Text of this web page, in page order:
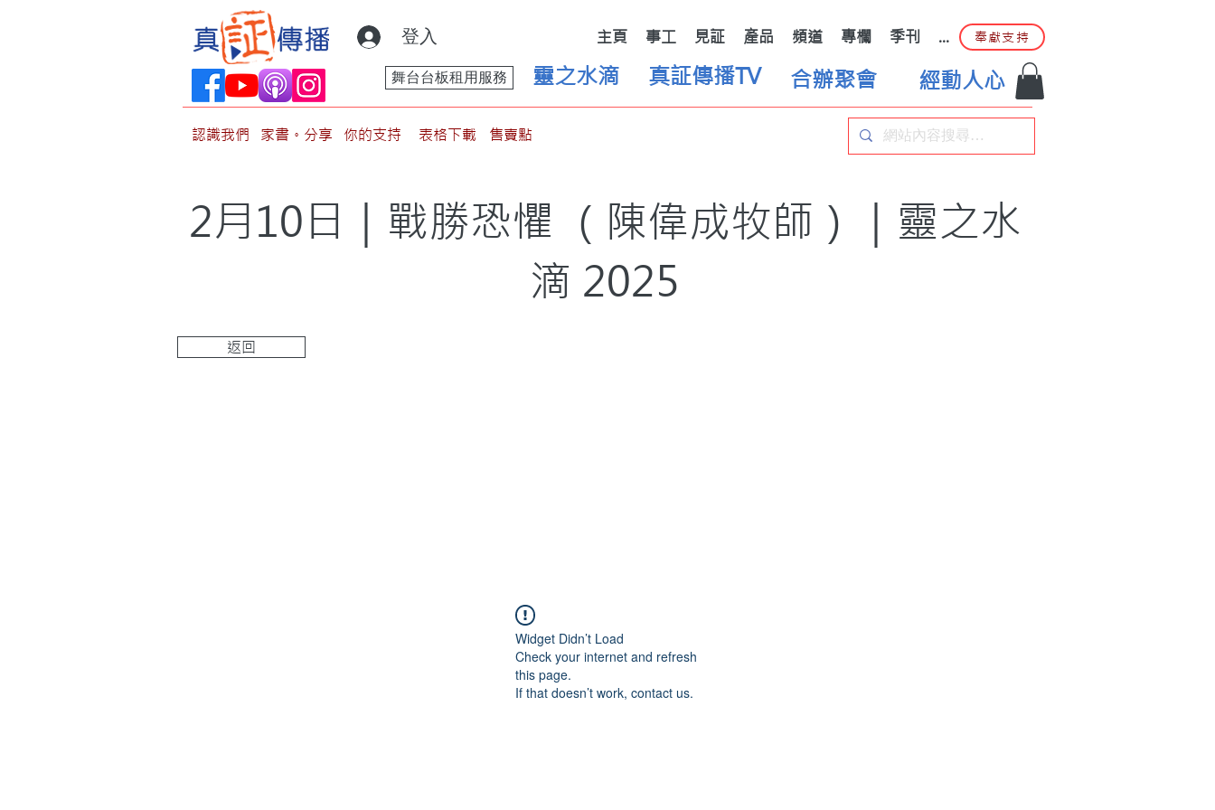
登入 主頁 事工 見証 產品 頻道 專欄 季刊 ... 奉獻支持
靈之水滴
舞台台板租用服務 真証傳播TV 合辦聚會 經動人心
認識我們 家書。分享 你的支持 表格下載 售賣點
2月10日｜戰勝恐懼 （陳偉成牧師）｜靈之水
滴 2025
返回
Widget Didn’t Load
Check your internet and refresh
this page.
If that doesn’t work, contact us.